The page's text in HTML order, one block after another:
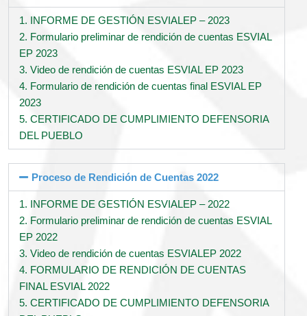
1. INFORME DE GESTIÓN ESVIALEP – 2023
2. Formulario preliminar de rendición de cuentas ESVIAL
EP 2023
3. Video de rendición de cuentas ESVIAL EP 2023
4. Formulario de rendición de cuentas final ESVIAL EP
2023
5. CERTIFICADO DE CUMPLIMIENTO DEFENSORIA
DEL PUEBLO
Proceso de Rendición de Cuentas 2022
1. INFORME DE GESTIÓN ESVIALEP – 2022
2. Formulario preliminar de rendición de cuentas ESVIAL
EP 2022
3. Video de rendición de cuentas ESVIALEP 2022
4. FORMULARIO DE RENDICIÓN DE CUENTAS
FINAL ESVIAL 2022
5. CERTIFICADO DE CUMPLIMIENTO DEFENSORIA